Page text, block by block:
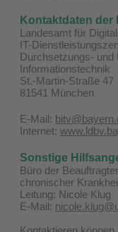
Kontaktdaten der
Landesamt für
IT-
Durchsetzungs- und
Informationstechnik
St.-Martin-Straße 47
81541 München
E-Mail:
Internet:
Sonstige
Büro der
chronischer
Leitung: Nicole Klug
E-Mail: